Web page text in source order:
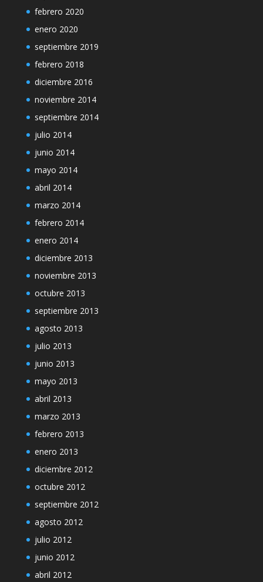
febrero 2020
enero 2020
septiembre 2019
febrero 2018
diciembre 2016
noviembre 2014
septiembre 2014
julio 2014
junio 2014
mayo 2014
abril 2014
marzo 2014
febrero 2014
enero 2014
diciembre 2013
noviembre 2013
octubre 2013
septiembre 2013
agosto 2013
julio 2013
junio 2013
mayo 2013
abril 2013
marzo 2013
febrero 2013
enero 2013
diciembre 2012
octubre 2012
septiembre 2012
agosto 2012
julio 2012
junio 2012
abril 2012